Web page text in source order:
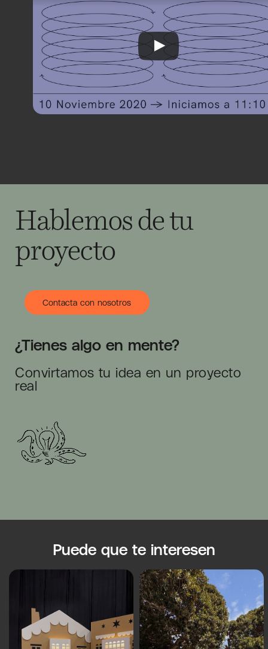
Hablemos de tu
proyecto
Contacta con nosotros
¿Tienes algo en mente?
Convirtamos tu idea en un proyecto
real
Puede que te interesen